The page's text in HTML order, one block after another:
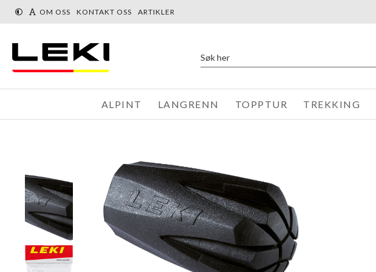
OM OSS KONTAKT OSS ARTIKLER
ALPINT LANGRENN TOPPTUR TREKKING
« Tilbake Du er her: Produkter Deler Deler NW/trekking